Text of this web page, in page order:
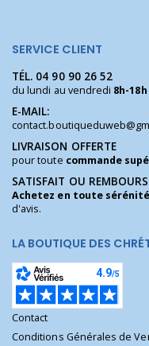
SERVICE CLIENT
TÉL. 04 90 90 26 52
du lundi au vendredi 8h-18h
E-MAIL:
LIVRAISON OFFERTE
pour toute commande
SATISFAIT OU
Achetez en toute
d'avis.
LA BOUTIQUE DES
Contact
Conditions Générales de